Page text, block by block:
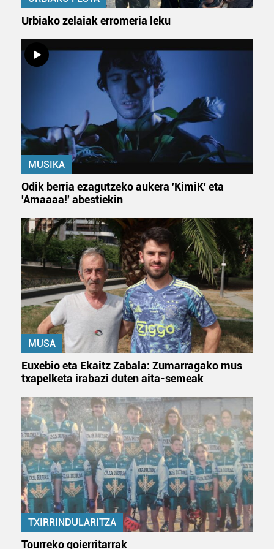
baliatzen gara. Ohar hau onartuz gero, teknologia hori
Urbiako zelaiak erromeria leku
MUSIKA
Odik berria ezagutzeko aukera 'KimiK' eta
'Amaaaa!' abestiekin
MUSA
Euxebio eta Ekaitz Zabala: Zumarragako mus
txapelketa irabazi duten aita-semeak
TXIRRINDULARITZA
Tourreko goierritarrak